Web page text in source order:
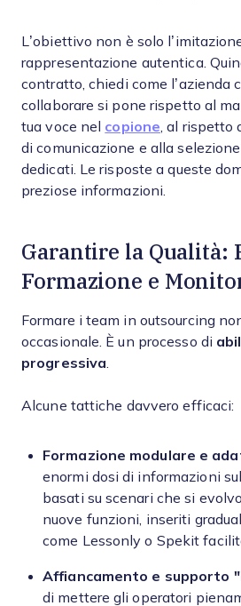
L’obiettivo non è solo
rappresentazione autentica.
contratto, chiedi come l’azienda
collaborare si pone rispetto al
tua voce nel copione , al rispetto
di comunicazione e alla
dedicati. Le risposte a queste
preziose informazioni.
Garantire la Qualità:
Formazione e
Formare i team in outsourcing
occasionale. È un processo di
progressiva
Alcune tattiche davvero efficaci:
Formazione modulare e
enormi dosi di informazioni
basati su scenari che si
nuove funzioni, inseriti
come Lessonly o Spekit
Affiancamento e supporto
di mettere gli operatori